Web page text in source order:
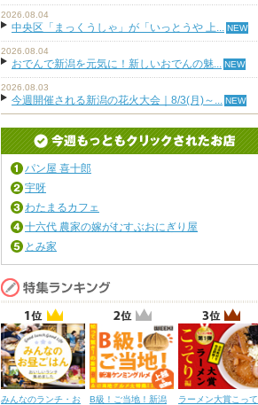
2026.08.04
中央区「まっくうしゃ」が「いっとうや 上...
2026.08.04
おでんで新潟を元気に！新しいおでんの魅...
2026.08.03
今週開催される新潟の花火大会｜8/3(月)～...
パン屋 喜十郎
宇呀
わたまるカフェ
十六代 農家の嫁がむすぶおにぎり屋
とみ家
みんなのランチ・お
B級！ご当地！新潟
ラーメン大賞こって